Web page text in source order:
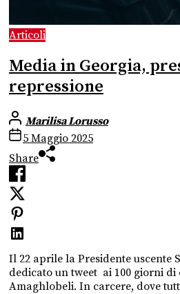
Articoli
Media in Georgia,
repressione
Marilisa Lorusso
5 Maggio 2025
Share
Il 22 aprile la Presidente uscente
dedicato un tweet ai 100 giorni di
Amaghlobeli. In carcere, dove